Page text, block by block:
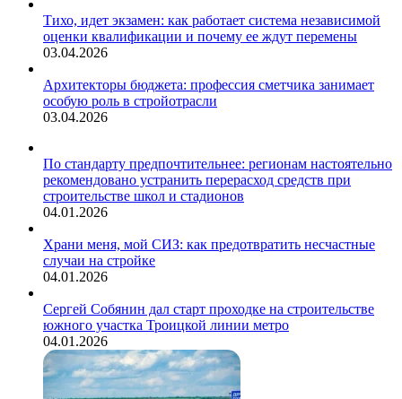
Тихо, идет экзамен: как работает система независимой
оценки квалификации и почему ее ждут перемены
03.04.2026
Архитекторы бюджета: профессия сметчика занимает
особую роль в стройотрасли
03.04.2026
По стандарту предпочтительнее: регионам настоятельно
рекомендовано устранить перерасход средств при
строительстве школ и стадионов
04.01.2026
Храни меня, мой СИЗ: как предотвратить несчастные
случаи на стройке
04.01.2026
Сергей Собянин дал старт проходке на строительстве
южного участка Троицкой линии метро
04.01.2026